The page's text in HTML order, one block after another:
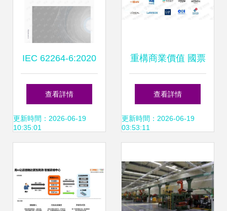
IEC 62264-6:2020
企業控制系統集成
第6部分 消息服務
檔資源解讀與下載
查看詳情
更新時間：2026-06-19
10:35:01
重構商業價值 國票
信息的數電票進階
指南與企業數字化
查看詳情
更新時間：2026-06-19
03:53:11